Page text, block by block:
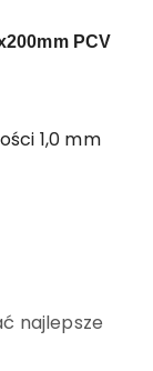
PCV
1,0 mm
najlepsze